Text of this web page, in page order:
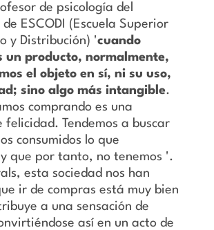
de psicología del
ESCODI (Escuela Superior
y Distribución) 'cuando
un producto, normalmente,
el objeto en sí, ni su uso,
sino algo más intangible.
comprando es una
felicidad. Tendemos a buscar
consumidos lo que
que por tanto, no tenemos '.
esta sociedad nos han
ir de compras está muy bien
a una sensación de
así en un acto de